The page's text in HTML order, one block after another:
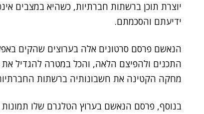
יוצרת תוכן ברשתות חברתיות, כשהיא במצבים
ידיעתם והסכמתם.
הנאשם פרסם סרטונים אלה בערוצים שהקים
התכנים ולהפיצם הלאה, והכל במטרה להגדיל
מחקה הקטינה את חשבונותיה ברשתות
בנוסף, פרסם הנאשם בערוץ הטלגרם שלו תמונות